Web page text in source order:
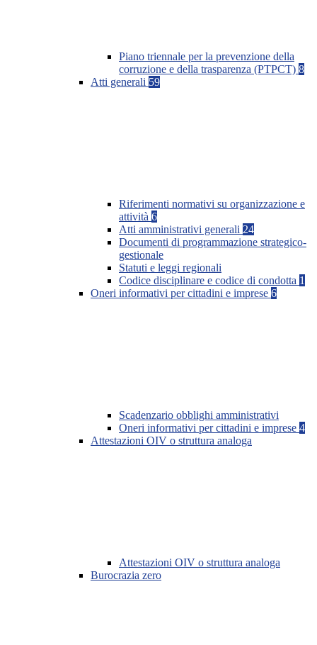
Piano triennale per la prevenzione della
corruzione e della trasparenza (PTPCT) 8
Atti generali 59
Riferimenti normativi su organizzazione e
attività 6
Atti amministrativi generali 24
Documenti di programmazione strategico-
gestionale
Statuti e leggi regionali
Codice disciplinare e codice di condotta 1
Oneri informativi per cittadini e imprese 6
Scadenzario obblighi amministrativi
Oneri informativi per cittadini e imprese 4
Attestazioni OIV o struttura analoga
Attestazioni OIV o struttura analoga
Burocrazia zero